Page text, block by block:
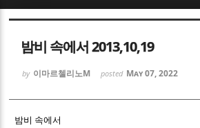
밤비 속에서 2013,10,19
by 이마르첼리노M posted May 07, 2022
밤비 속에서
Sketchbook5, 스케치북5
Sketchbook5, 스케치북5